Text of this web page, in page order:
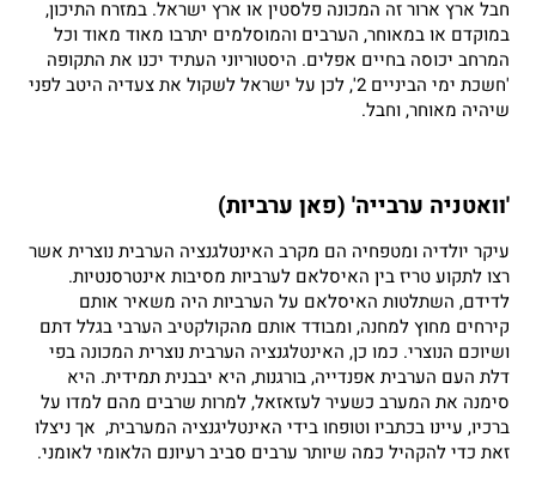
חבל ארץ ארור זה המכונה פלסטין או ארץ ישראל. במזרח התיכון,
במוקדם או במאוחר, הערבים והמוסלמים יתרבו מאוד מאוד וכל
המרחב יכוסה בחיים אפלים. היסטוריוני העתיד יכנו את התקופה
'חשכת ימי הביניים 2', לכן על ישראל לשקול את צעדיה היטב לפני
שיהיה מאוחר, וחבל.
'וואטניה ערבייה' (פאן ערביות)
עיקר יולדיה ומטפחיה הם מקרב האינטלגנציה הערבית נוצרית אשר
רצו לתקוע טריז בין האיסלאם לערביות מסיבות אינטרסנטיות.
לדידם, השתלטות האיסלאם על הערביות היה משאיר אותם
קירחים מחוץ למחנה, ומבודד אותם מהקולקטיב הערבי בגלל דתם
ושיוכם הנוצרי. כמו כן, האינטלגנציה הערבית נוצרית המכונה בפי
דלת העם הערבית אפנדייה, בורגנות, היא יבבנית תמידית. היא
סימנה את המערב כשעיר לעזאזאל, למרות שרבים מהם למדו על
ברכיו, עיינו בכתביו וטופחו בידי האינטליגנציה המערבית, אך ניצלו
זאת כדי להקהיל כמה שיותר ערבים סביב רעיונם הלאומי לאומני.